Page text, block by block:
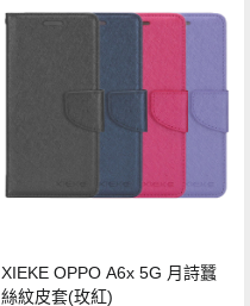
XIEKE OPPO A6x 5G 月詩蠶
絲紋皮套(玫紅)